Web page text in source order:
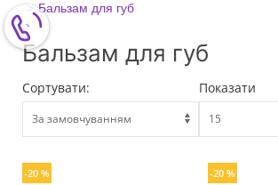
Бальзам для губ
Бальзам для губ
Сортувати: Показати
-20 % -20 %